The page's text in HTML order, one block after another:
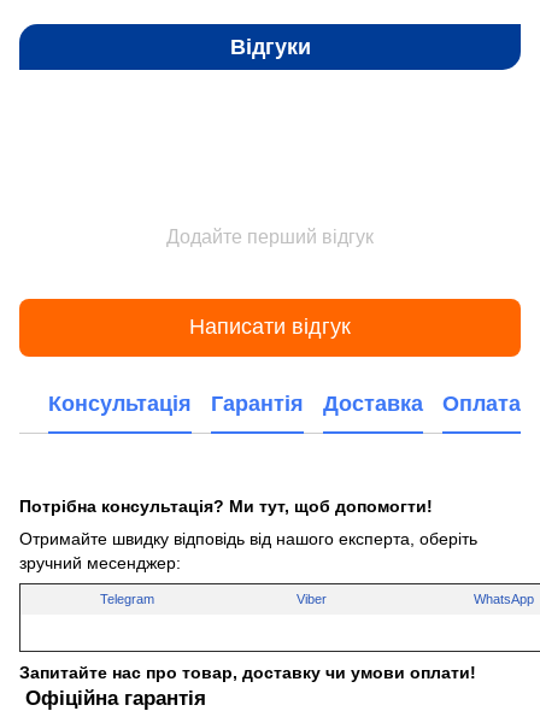
Відгуки
Додайте перший відгук
Написати відгук
Консультація Гарантія Доставка Оплата
Потрібна консультація? Ми тут, щоб допомогти!
Отримайте швидку відповідь від нашого експерта, оберіть
зручний месенджер:
Telegram Viber WhatsApp
Запитайте нас про товар, доставку чи умови оплати!
Офіційна гарантія